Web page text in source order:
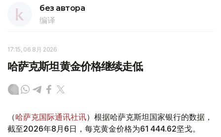
без автора
编译
17:15, 06 8月 2026
哈萨克斯坦黄金价格继续走低
（哈萨克国际通讯社讯）根据哈萨克斯坦国家银行的数据，
截至2026年8月6日，每克黄金价格为61 444.62坚戈。